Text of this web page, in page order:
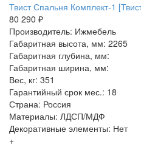
Твист Спальня Комплект-1
80 290 ₽
Производитель: Ижмебель
Габаритная высота, мм: 2265
Габаритная глубина, мм:
Габаритная ширина, мм:
Вес, кг: 351
Гарантийный срок мес.: 18
Страна: Россия
Материалы: ЛДСП/МДФ
Декоративные элементы: Нет
+